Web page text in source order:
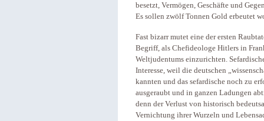
besetzt, Vermögen, Geschäfte und
Es sollen zwölf Tonnen Gold erbeutet
Fast bizarr mutet eine der ersten
Begriff, als Chefideologe Hitlers in
Weltjudentums einzurichten.
Interesse, weil die deutschen
kannten und das sefardische noch zu
ausgeraubt und in ganzen Ladungen
denn der Verlust von historisch
Vernichtung ihrer Wurzeln und